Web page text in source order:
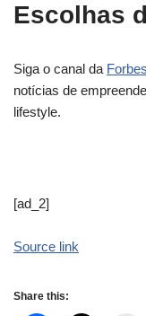
Escolhas
Siga o canal da Forbes
notícias de
lifestyle.
[ad_2]
Source link
Share this: